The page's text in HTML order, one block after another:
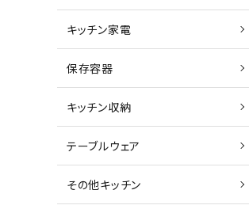
キッチン家電
保存容器
キッチン収納
テーブルウェア
その他キッチン